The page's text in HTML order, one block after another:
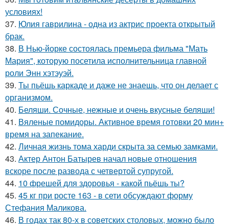
условиях!
37. Юлия гаврилина - одна из актрис проекта открытый
брак.
38. В Нью-йорке состоялась премьера фильма "Мать
Мария", которую посетила исполнительница главной
роли Энн хэтэуэй.
39. Ты пьёшь каркаде и даже не знаешь, что он делает с
организмом.
40. Беляши. Сочные, нежные и очень вкусные беляши!
41. Вяленые помидоры. Активное время готовки 20 мин+
время на запекание.
42. Личная жизнь тома харди скрыта за семью замками.
43. Актер Антон Батырев начал новые отношения
вскоре после развода с четвертой супругой.
44. 10 фрешей для здоровья - какой пьёшь ты?
45. 45 кг при росте 163 - в сети обсуждают форму
Стефания Маликова.
46. В годах так 80-х в советских столовых, можно было